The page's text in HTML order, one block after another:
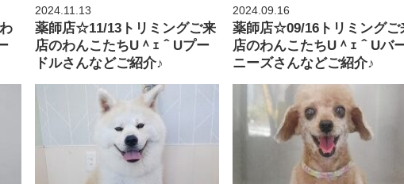
2024.11.13
薬師店☆11/13トリミングご来
店のわんこたちU＾ｪ＾Uプー
ドルさんなどご紹介♪
2024.09.16
薬師店☆09/16トリミングご
店のわんこたちU＾ｪ＾Uバ
ニーズさんなどご紹介♪